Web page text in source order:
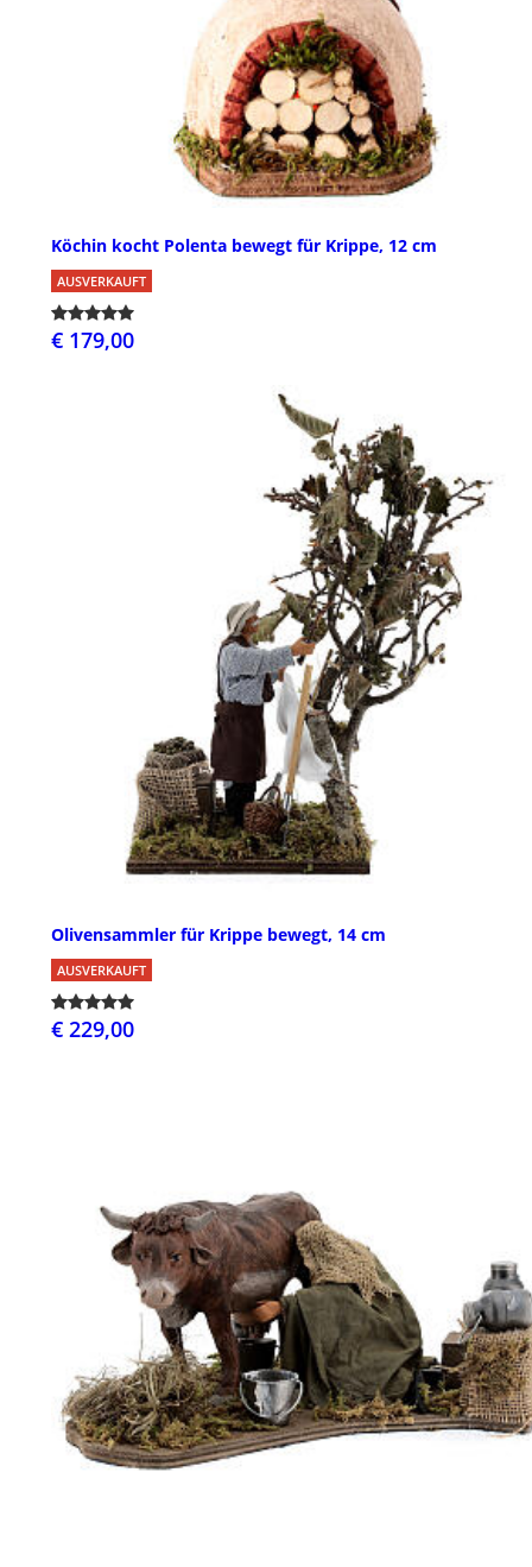
Köchin kocht Polenta bewegt für Krippe, 12 cm
AUSVERKAUFT
€ 179,00
Olivensammler für Krippe bewegt, 14 cm
AUSVERKAUFT
€ 229,00